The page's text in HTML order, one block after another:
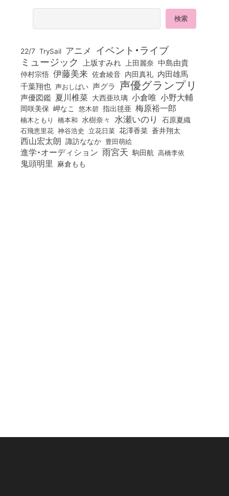
22/7 TrySail アニメ イベント・ライブ
ミュージック 上坂すみれ 上田麗奈 中島由貴
仲村宗悟 伊藤美来 佐倉綾音 内田真礼 内田雄馬
千葉翔也 声おしばい 声グラ 声優グランプリ
声優図鑑 夏川椎菜 大西亜玖璃 小倉唯 小野大輔
岡咲美保 岬なこ 悠木碧 指出毬亜 梅原裕一郎
楠木ともり 橋本和 水樹奈々 水瀬いのり 石原夏織
石飛恵里花 神谷浩史 立花日菜 花澤香菜 蒼井翔太
西山宏太朗 諏訪ななか 豊田萌絵
進学・オーディション 雨宮天 駒田航 高橋李依
鬼頭明里 麻倉もも